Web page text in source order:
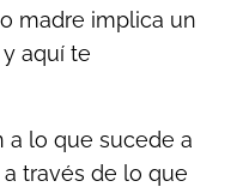
madre implica un
aquí te
a lo que sucede a
través de lo que